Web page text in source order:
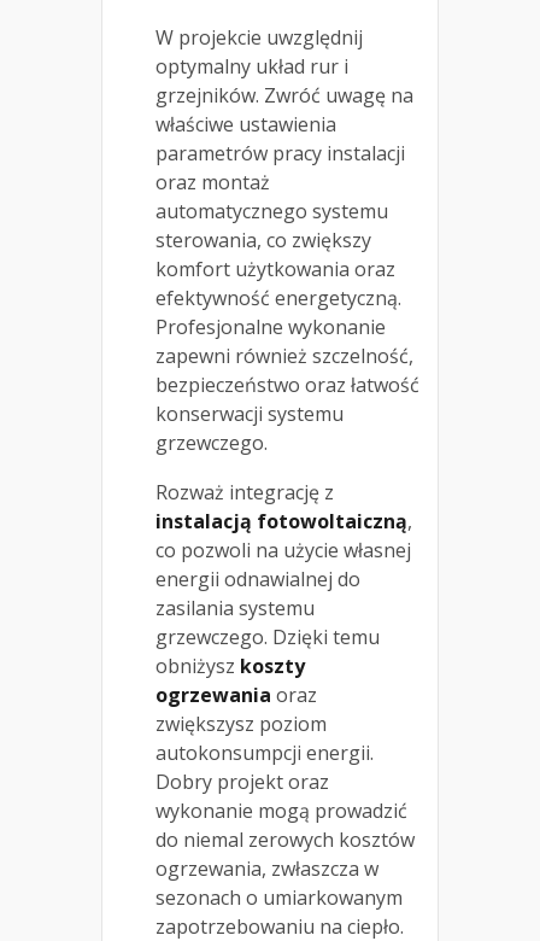
W projekcie uwzględnij
optymalny układ rur i
grzejników. Zwróć uwagę na
właściwe ustawienia
parametrów pracy instalacji
oraz montaż
automatycznego systemu
sterowania, co zwiększy
komfort użytkowania oraz
efektywność energetyczną.
Profesjonalne wykonanie
zapewni również szczelność,
bezpieczeństwo oraz łatwość
konserwacji systemu
grzewczego.
Rozważ integrację z
instalacją fotowoltaiczną,
co pozwoli na użycie własnej
energii odnawialnej do
zasilania systemu
grzewczego. Dzięki temu
obniżysz koszty
ogrzewania oraz
zwiększysz poziom
autokonsumpcji energii.
Dobry projekt oraz
wykonanie mogą prowadzić
do niemal zerowych kosztów
ogrzewania, zwłaszcza w
sezonach o umiarkowanym
zapotrzebowaniu na ciepło.